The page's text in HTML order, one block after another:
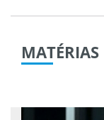
MATÉRIAS